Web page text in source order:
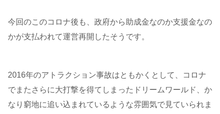
今回のこのコロナ後も、政府から助成金なのか支援金なの
かが支払われて運営再開したそうです。
2016年のアトラクション事故はともかくとして、コロナ
でまたさらに大打撃を得てしまったドリームワールド、か
なり窮地に追い込まれているような雰囲気で見ていられま